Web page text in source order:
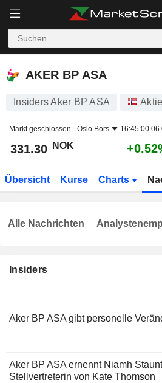
AKER BP ASA
AKER BP ASA
Insiders Aker BP ASA
Markt geschlossen - Oslo Bors 16:45:00
331.30 NOK
Übersicht Kurse Charts
Insiders
Aker BP ASA gibt personelle
Aker BP ASA ernennt Niamh
Stellvertreterin von Kate Thomson
Alle Nachrichten